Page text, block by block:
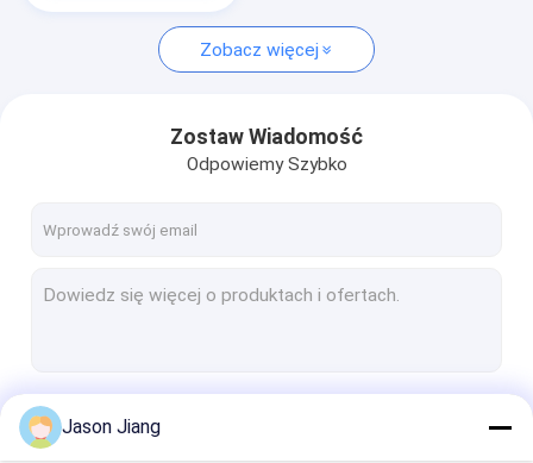
Zobacz więcej
Zostaw Wiadomość
Odpowiemy Szybko
Jason Jiang